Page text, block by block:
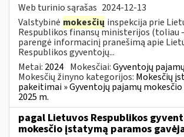
Web turinio sąrašas 2024-12-13
Valstybinė mokesčių inspekcija prie
Respublikos finansų ministerijos (toliau
parengė informacinį pranešimą apie
Respublikos gyventojų...
Metai: 2024 Mokesčiai:Gyventojų
Mokesčių žinyno kategorijos: Mokesčių
pakeitimai » Gyventojų pajamų
2025 m.
pagal Lietuvos Respublikos
mokesčio įstatymą paramos